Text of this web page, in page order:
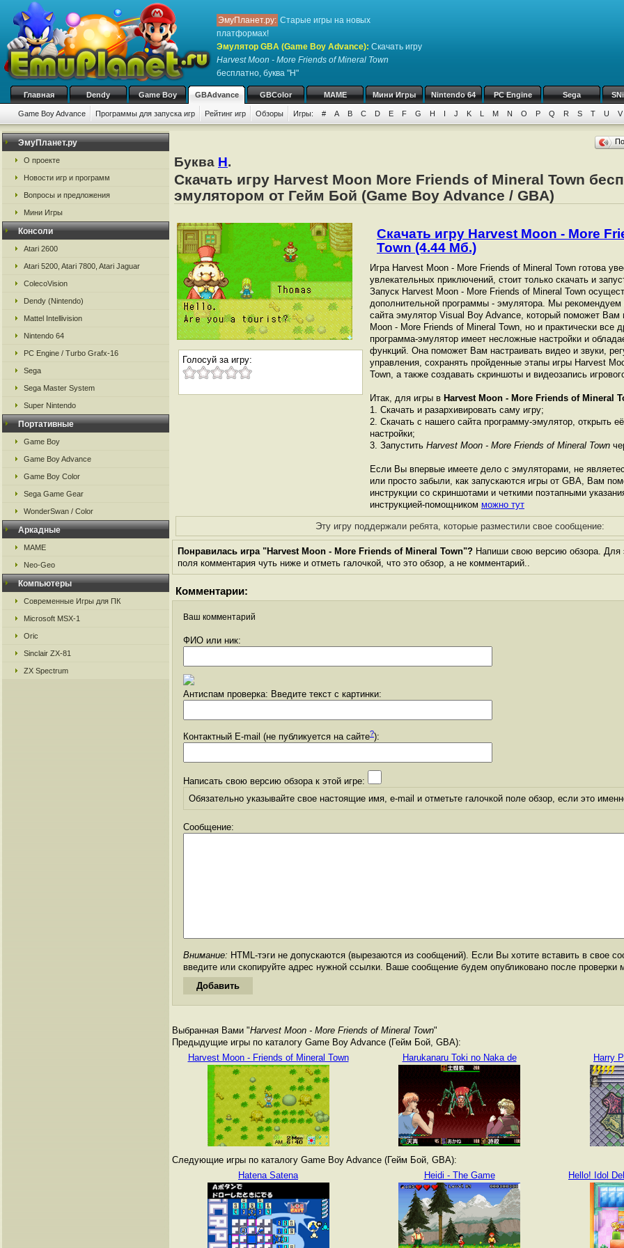
ЭмуПланет.ру: Старые игры на новых
платформах!
Эмулятор GBA (Game Boy Advance): Скачать игру
Harvest Moon - More Friends of Mineral Town
бесплатно, буква "H"
Главная Dendy Game Boy GBAdvance GBColor MAME Мини Игры Nintendo 64 PC Engine Sega
Game Boy Advance Программы для запуска игр Рейтинг игр Обзоры Игры: # A B C D E F G H I J K L M N O P Q R S T U V
ЭмуПланет.ру
О проекте
Новости игр и программ
Вопросы и предложения
Мини Игры
Консоли
Atari 2600
Atari 5200, Atari 7800, Atari Jaguar
ColecoVision
Dendy (Nintendo)
Mattel Intellivision
Nintendo 64
PC Engine / Turbo Grafx-16
Sega
Sega Master System
Super Nintendo
Портативные
Game Boy
Game Boy Advance
Game Boy Color
Sega Game Gear
WonderSwan / Color
Аркадные
MAME
Neo-Geo
Компьютеры
Современные Игры для ПК
Microsoft MSX-1
Oric
Sinclair ZX-81
ZX Spectrum
Буква H.
Скачать игру Harvest Moon More Friends of Mineral Town
эмулятором от Гейм Бой (Game Boy Advance / GBA)
Голосуй за игру:
Скачать игру Harvest Moon - More
Town (4.44 Мб.)
Игра Harvest Moon - More Friends of Mineral Town готова
увлекательных приключений, стоит только скачать и
Запуск Harvest Moon - More Friends of Mineral Town
дополнительной программы - эмулятора. Мы рекомендуем
сайта эмулятор Visual Boy Advance, который поможет Вам
Moon - More Friends of Mineral Town, но и практически все
программа-эмулятор имеет несложные настройки и
функций. Она поможет Вам настраивать видео и звуки,
управления, сохранять пройденные этапы игры Harvest
Town, а также создавать скриншоты и видеозапись
Итак, для игры в Harvest Moon - More Friends of Mineral
1. Скачать и разархивировать саму игру;
2. Скачать с нашего сайта программу-эмулятор, открыть
настройки;
3. Запустить Harvest Moon - More Friends of Mineral Town
Если Вы впервые имеете дело с эмуляторами, не
или просто забыли, как запускаются игры от GBА, Вам
инструкции со скриншотами и четкими поэтапными
инструкцией-помощником можно тут
Эту игру поддержали ребята, которые разместили свое сообщение:
Понравилась игра "Harvest Moon - More Friends of Mineral Town"? Напиши свою версию обзора. Для
поля комментария чуть ниже и отметь галочкой, что это обзор, а не комментарий..
Комментарии:
Ваш комментарий
ФИО или ник:
Антиспам проверка: Введите текст с картинки:
Контактный E-mail (не публикуется на сайте?):
Написать свою версию обзора к этой игре:
Обязательно указывайте свое настоящие имя, e-mail и отметьте галочкой поле обзор, если это
Сообщение:
Внимание: HTML-тэги не допускаются (вырезаются из сообщений). Если Вы хотите вставить в свое
введите или скопируйте адрес нужной ссылки. Ваше сообщение будем опубликовано после проверки
Выбранная Вами "Harvest Moon - More Friends of Mineral Town"
Предыдущие игры по каталогу Game Boy Advance (Гейм Бой, GBA):
Harvest Moon - Friends of Mineral Town
Harukanaru Toki no Naka de Harry
Следующие игры по каталогу Game Boy Advance (Гейм Бой, GBA):
Hatena Satena
Heidi - The Game Hello! Idol